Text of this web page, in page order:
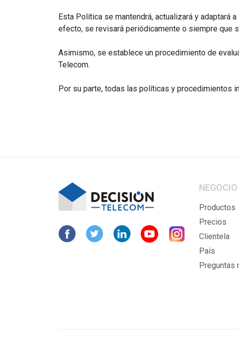
Esta Política se mantendrá, actualizará y adaptará
efecto, se revisará periódicamente o siempre que
Asimismo, se establece un procedimiento de
Telecom.
Por su parte, todas las políticas y procedimientos
NEGOCIO
Productos
Precios
Clientela
País
Preguntas